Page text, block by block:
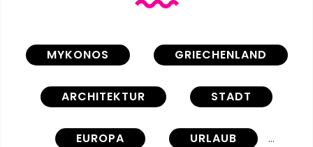
MYKONOS GRIECHENLAND
ARCHITEKTUR STADT
EUROPA URLAUB